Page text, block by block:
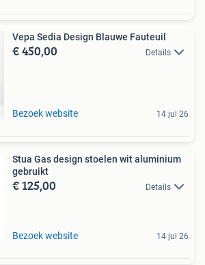
Vepa Sedia Design Blauwe Fauteuil
€ 450,00 Details
Bezoek website 14 jul 26
Stua Gas design stoelen wit aluminium
gebruikt
€ 125,00 Details
Bezoek website 14 jul 26